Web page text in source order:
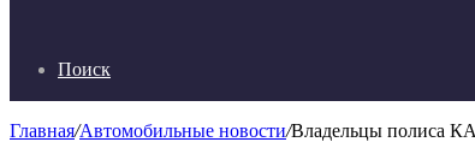
Поиск
Главная/Автомобильные новости/Владельцы полиса